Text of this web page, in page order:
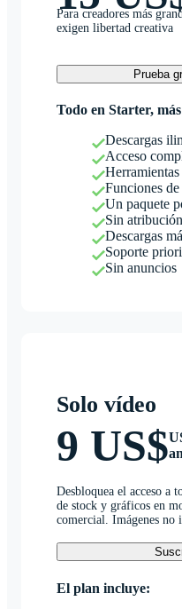
Para creadores más
exigen libertad creativa
Prueba
Todo en Starter,
Descargas
Acceso
Funciones
Un paquete
Sin
Descargas
Soporte
Sin anuncios
Solo vídeo
9 US$
Desbloquea el acceso a
de stock y gráficos en
comercial. Imágenes no
El plan incluye: